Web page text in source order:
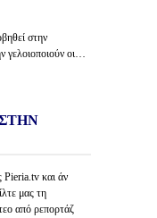
στην
γελοιοποιούν οι…
Pieria.tv και άν
μας τη
από ρεπορτάζ